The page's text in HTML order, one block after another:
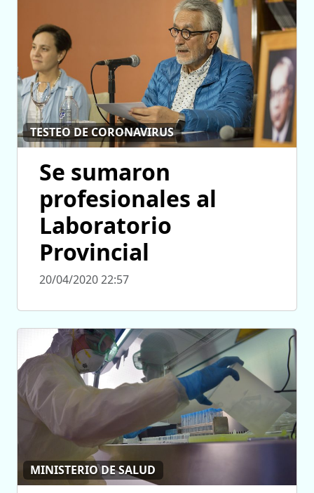
TESTEO DE CORONAVIRUS
Se sumaron
profesionales al
Laboratorio
Provincial
20/04/2020 22:57
MINISTERIO DE SALUD